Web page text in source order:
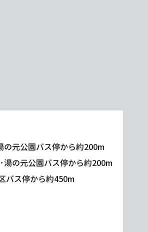
元公園バス停から約200m
の元公園バス停から約200m
ス停から約450m